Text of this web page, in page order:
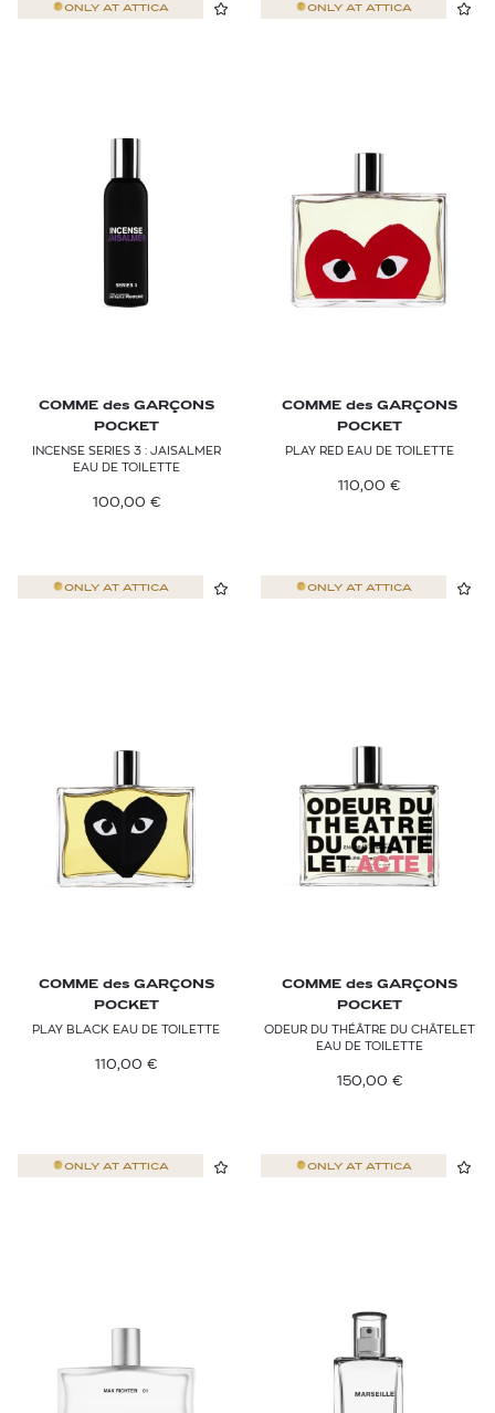
ONLY AT ATTICA
COMME des GARÇONS
POCKET
INCENSE SERIES 3 : JAISALMER
EAU DE TOILETTE
100,00 €
ONLY AT ATTICA
COMME des GARÇONS
POCKET
PLAY RED EAU DE TOILETTE
110,00 €
ONLY AT ATTICA
COMME des GARÇONS
POCKET
PLAY BLACK EAU DE TOILETTE
110,00 €
ONLY AT ATTICA
COMME des GARÇONS
POCKET
ODEUR DU THÉÂTRE DU CHÂTELET
EAU DE TOILETTE
150,00 €
ONLY AT ATTICA ONLY AT ATTICA